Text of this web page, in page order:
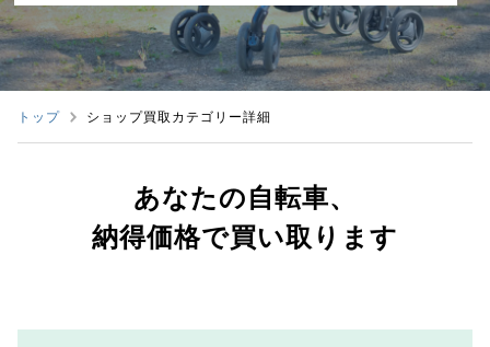
トップ ショップ買取カテゴリー詳細
あなたの自転車、
納得価格で買い取ります